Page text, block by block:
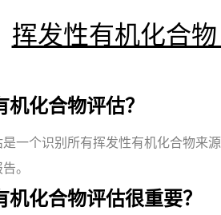
挥发性有机化合
化合物评估？
一个识别所有挥发性有机化合物来
。
化合物评估很重要？